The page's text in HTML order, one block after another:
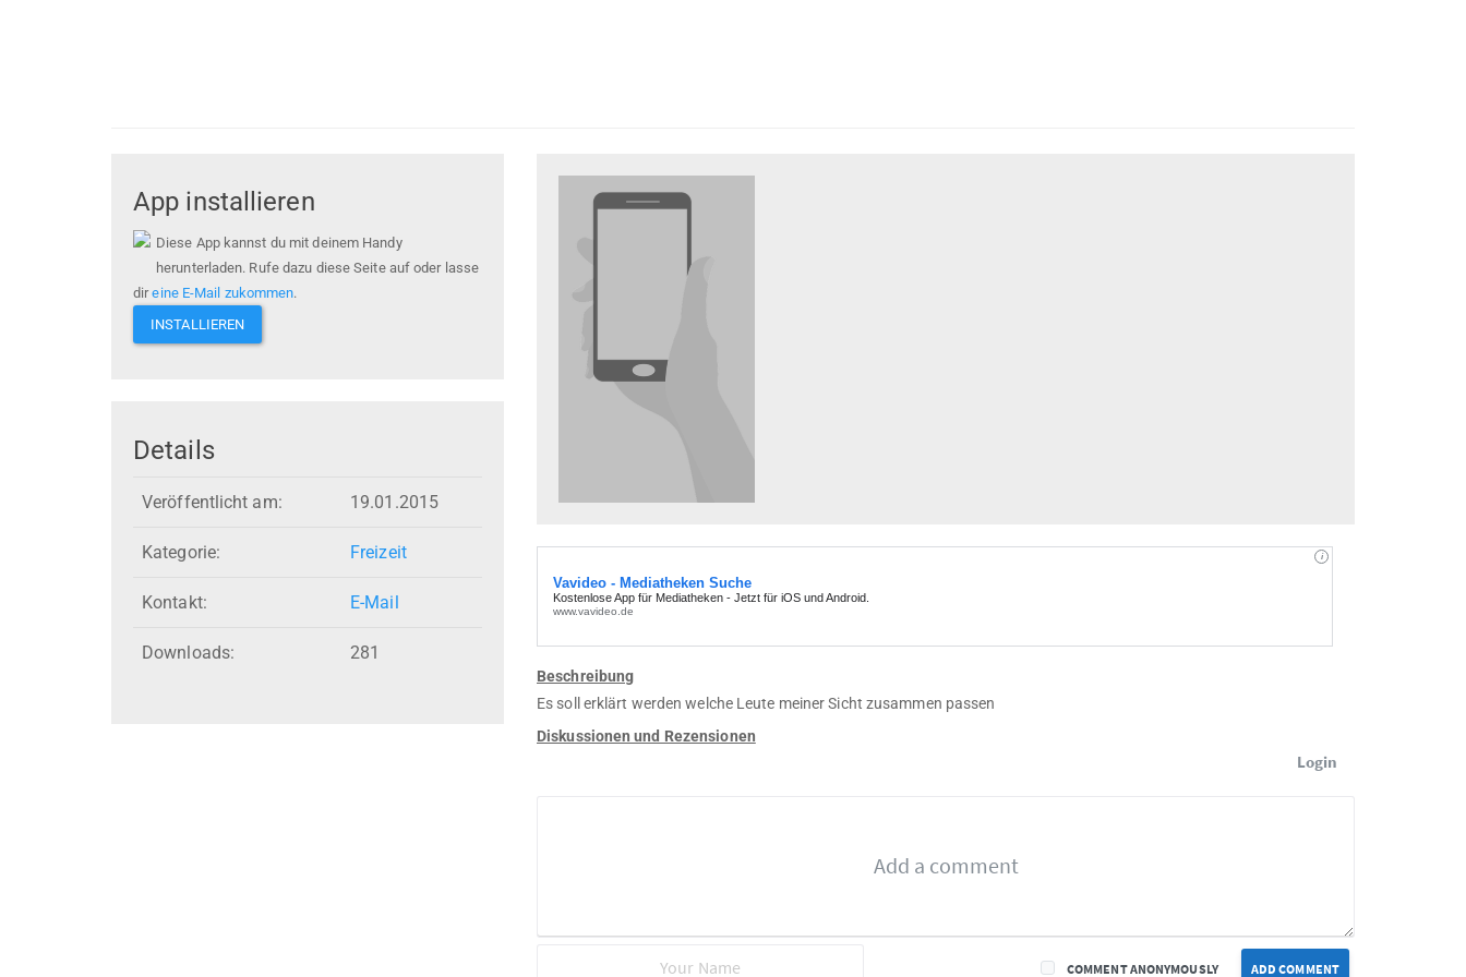
App installieren
Diese App kannst du mit deinem Handy
herunterladen. Rufe dazu diese Seite auf oder lasse
direine E-Mail zukommen.
INSTALLIEREN
Details
Veröffentlicht am: 19.01.2015
Kategorie: Freizeit
Kontakt: E-Mail
Downloads: 281
Beschreibung
Es soll erklärt werden welche Leute meiner Sicht zusammen passen
Diskussionen und Rezensionen
Login
ADD COMMENT
COMMENT ANONYMOUSLY